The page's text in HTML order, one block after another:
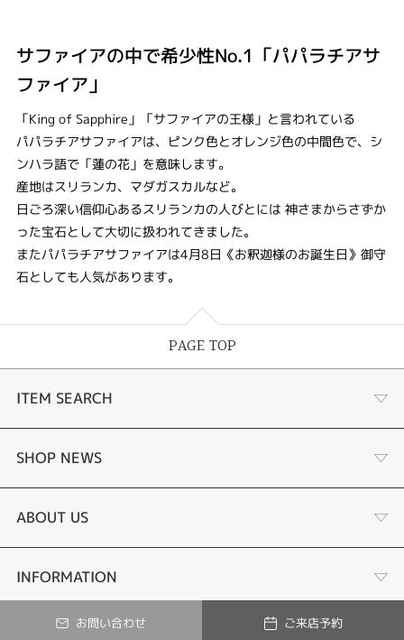
サファイアの中で希少性No.1「パパラチアサ
ファイア」
「King of Sapphire」「サファイアの王様」と言われている
パパラチアサファイアは、ピンク色とオレンジ色の中間色で、シ
ンハラ語で「蓮の花」を意味します。
産地はスリランカ、マダガスカルなど。
日ごろ深い信仰心あるスリランカの人びとには 神さまからさずか
った宝石として大切に扱われてきました。
またパパラチアサファイアは4月8日《お釈迦様のお誕生日》御守
石としても人気があります。
お問い合わせ ご来店予約
PAGE TOP
ITEM SEARCH
婚約指輪
結婚指輪
あこや真珠ネックレス
黒蝶真珠ネックレス
SHOP NEWS
ジュエリーリフォーム
オーダーメイド
ABOUT US
店舗情報
会社概要
INFORMATION
© Tesoro-K All Rights Reserved.